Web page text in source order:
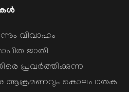
വിവാഹം
ജാതി
പ്രവർത്തിക്കുന്ന
ആക്രമണവും കൊലപാതക